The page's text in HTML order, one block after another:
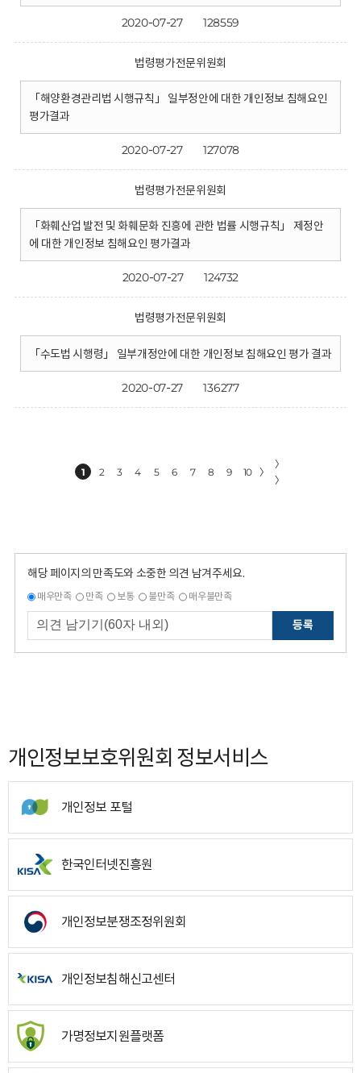
2020-07-27 128559
법령평가전문위원회
「해양환경관리법 시행규칙」 일부정안에 대한 개인정보 침해요인
평가결과
2020-07-27 127078
법령평가전문위원회
「화훼산업 발전 및 화훼문화 진흥에 관한 법률 시행규칙」 제정안
에 대한 개인정보 침해요인 평가결과
2020-07-27 124732
법령평가전문위원회
「수도법 시행령」 일부개정안에 대한 개인정보 침해요인 평가 결과
2020-07-27 136277
1 2 3 4 5 6 7 8 9 10 〉
〉
〉
해당 페이지의 만족도와 소중한 의견 남겨주세요.
매우만족 만족 보통 불만족 매우불만족
등록
개인정보보호위원회 정보서비스
개인정보 포털
한국인터넷진흥원
개인정보분쟁조정위원회
개인정보침해신고센터
가명정보지원플랫폼